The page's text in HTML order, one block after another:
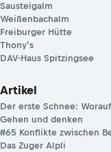
Sausteigalm
Weißenbachalm
Freiburger Hütte
Thony’s
DAV-Haus Spitzingsee
Artikel
Der erste Schnee:
Gehen und denken
#65 Konflikte zwischen
Das Zuger Alpli